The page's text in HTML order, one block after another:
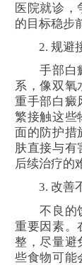
医院就诊，
的目标稳步
2. 规避接
手部白癜
系，像双氧
重手部白癜
繁接触这些
面的防护措
肤直接与有
后续治疗的
3. 改善不
不良的饮
重要因素。
整，尽量避
些食物可能